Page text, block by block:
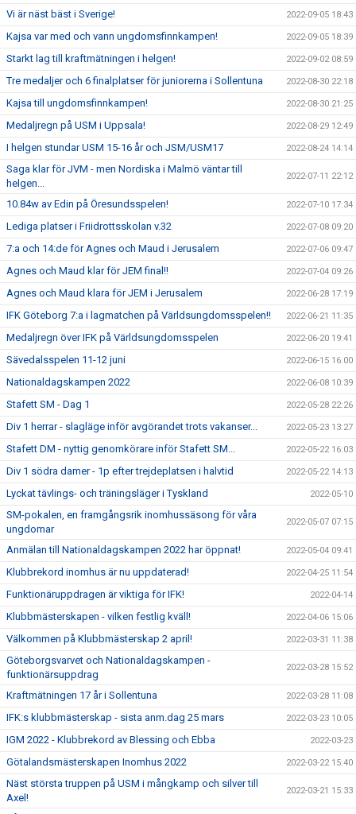
Vi är näst bäst i Sverige! 2022-09-05 18:43
Kajsa var med och vann ungdomsfinnkampen! 2022-09-05 18:39
Starkt lag till kraftmätningen i helgen! 2022-09-02 08:59
Tre medaljer och 6 finalplatser för juniorerna i Sollentuna 2022-08-30 22:18
Kajsa till ungdomsfinnkampen! 2022-08-30 21:25
Medaljregn på USM i Uppsala! 2022-08-29 12:49
I helgen stundar USM 15-16 år och JSM/USM17 2022-08-24 14:14
Saga klar för JVM - men Nordiska i Malmö väntar till
helgen...
2022-07-11 22:12
10.84w av Edin på Öresundsspelen! 2022-07-10 17:34
Lediga platser i Friidrottsskolan v.32 2022-07-08 09:20
7:a och 14:de för Agnes och Maud i Jerusalem 2022-07-06 09:47
Agnes och Maud klar för JEM final!! 2022-07-04 09:26
Agnes och Maud klara för JEM i Jerusalem 2022-06-28 17:19
IFK Göteborg 7:a i lagmatchen på Världsungdomsspelen!! 2022-06-21 11:35
Medaljregn över IFK på Världsungdomsspelen 2022-06-20 19:41
Sävedalsspelen 11-12 juni 2022-06-15 16:00
Nationaldagskampen 2022 2022-06-08 10:39
Stafett SM - Dag 1 2022-05-28 22:26
Div 1 herrar - slagläge inför avgörandet trots vakanser... 2022-05-23 13:27
Stafett DM - nyttig genomkörare inför Stafett SM... 2022-05-22 16:03
Div 1 södra damer - 1p efter trejdeplatsen i halvtid 2022-05-22 14:13
Lyckat tävlings- och träningsläger i Tyskland 2022-05-10
SM-pokalen, en framgångsrik inomhussäsong för våra
ungdomar
2022-05-07 07:15
Anmälan till Nationaldagskampen 2022 har öppnat! 2022-05-04 09:41
Klubbrekord inomhus är nu uppdaterad! 2022-04-25 11:54
Funktionäruppdragen är viktiga för IFK! 2022-04-14
Klubbmästerskapen - vilken festlig kväll! 2022-04-06 15:06
Välkommen på Klubbmästerskap 2 april! 2022-03-31 11:38
Göteborgsvarvet och Nationaldagskampen -
funktionärsuppdrag
2022-03-28 15:52
Kraftmätningen 17 år i Sollentuna 2022-03-28 11:08
IFK:s klubbmästerskap - sista anm.dag 25 mars 2022-03-23 10:05
IGM 2022 - Klubbrekord av Blessing och Ebba 2022-03-23
Götalandsmästerskapen Inomhus 2022 2022-03-22 15:40
Näst största truppen på USM i mångkamp och silver till
Axel!
2022-03-21 15:33